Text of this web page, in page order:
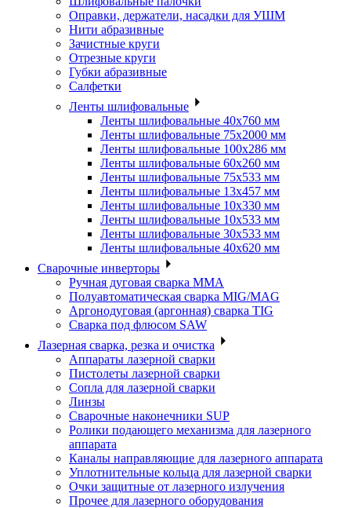
Оправки, держатели, насадки для УШМ
Нити абразивные
Зачистные круги
Отрезные круги
Губки абразивные
Салфетки
Ленты шлифовальные
Ленты шлифовальные 40х760 мм
Ленты шлифовальные 75х2000 мм
Ленты шлифовальные 100х286 мм
Ленты шлифовальные 60х260 мм
Ленты шлифовальные 75х533 мм
Ленты шлифовальные 13х457 мм
Ленты шлифовальные 10х330 мм
Ленты шлифовальные 10х533 мм
Ленты шлифовальные 30х533 мм
Ленты шлифовальные 40х620 мм
Сварочные инверторы
Ручная дуговая сварка MMA
Полуавтоматическая сварка MIG/MAG
Аргонодуговая (аргонная) сварка TIG
Сварка под флюсом SAW
Лазерная сварка, резка и очистка
Аппараты лазерной сварки
Пистолеты лазерной сварки
Сопла для лазерной сварки
Линзы
Сварочные наконечники SUP
Ролики подающего механизма для лазерного
аппарата
Каналы направляющие для лазерного аппарата
Уплотнительные кольца для лазерной сварки
Очки защитные от лазерного излучения
Прочее для лазерного оборудования